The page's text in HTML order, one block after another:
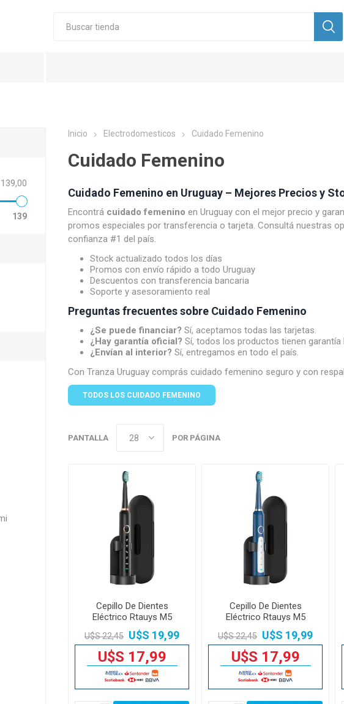
Inicio Electrodomesticos Cuidado Femenino
Cuidado Femenino
Cuidado Femenino en Uruguay – Mejores Precios y
Encontrá cuidado femenino en Uruguay con el mejor precio y
promos especiales por transferencia o tarjeta. Consultá nuestras
confianza #1 del país.
Stock actualizado todos los días
Promos con envío rápido a todo Uruguay
Descuentos con transferencia bancaria
Soporte y asesoramiento real
Preguntas frecuentes sobre Cuidado Femenino
¿Se puede financiar? Sí, aceptamos todas las tarjetas.
¿Hay garantía oficial? Sí, todos los productos tienen garantía
¿Envían al interior? Sí, entregamos en todo el país.
Con Tranza Uruguay comprás cuidado femenino seguro y con
TODOS LOS CUIDADO FEMENINO
PANTALLA POR PÁGINA
Cepillo De Dientes
Eléctrico Rtauys M5
Sonic 41000vpm
U$S 22,45 U$S 19,99
U$S 17,99
Cepillo De Dientes
Eléctrico Rtauys M5
Sonic 41000vpm
U$S 22,45 U$S 19,99
U$S 17,99
139